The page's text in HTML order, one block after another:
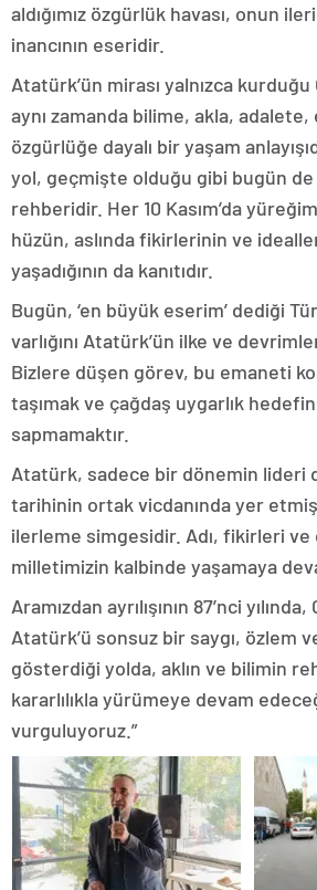
aldığımız özgürlük havası, onun
inancının eseridir.
Atatürk’ün mirası yalnızca
aynı zamanda bilime, akla,
özgürlüğe dayalı bir yaşam
yol, geçmişte olduğu gibi bugün
rehberidir. Her 10 Kasım’da
hüzün, aslında fikirlerinin ve
yaşadığının da kanıtıdır.
Bugün, ‘en büyük eserim’ dediği
varlığını Atatürk’ün ilke ve
Bizlere düşen görev, bu emaneti
taşımak ve çağdaş uygarlık
sapmamaktır.
Atatürk, sadece bir dönemin lideri
tarihinin ortak vicdanında yer
ilerleme simgesidir. Adı, fikirleri
milletimizin kalbinde yaşamaya
Aramızdan ayrılışının 87’nci
Atatürk’ü sonsuz bir saygı, özlem
gösterdiği yolda, aklın ve bilimin
kararlılıkla yürümeye devam
vurguluyoruz.”